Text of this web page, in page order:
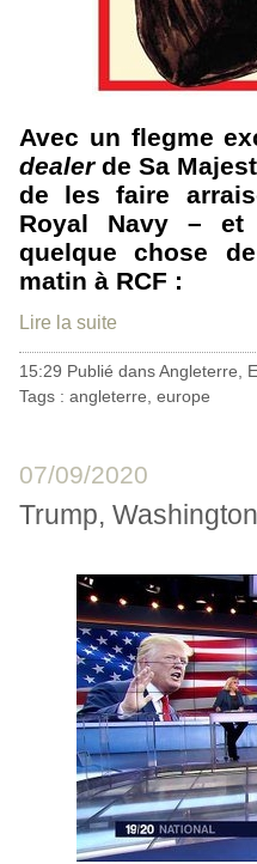
Avec un flegme
dealerde Sa
de les faire
Royal Navy –
quelque chose
matin à RCF :
Lire la suite
15:29 Publié dansAngleterre,
Tags : angleterre, europe
07/09/2020
Trump,